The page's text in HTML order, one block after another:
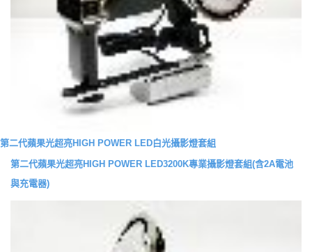
第二代蘋果光超亮HIGH POWER LED白光攝影燈套組
第二代蘋果光超亮HIGH POWER LED3200K專業攝影燈套組(含2A電池
與充電器)